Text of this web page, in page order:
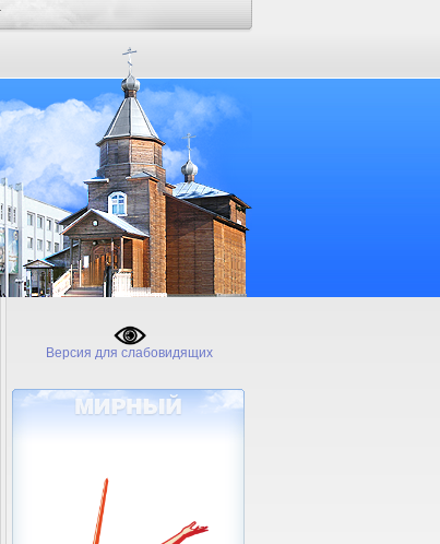
Версия для слабовидящих